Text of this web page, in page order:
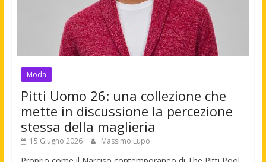
Moda
Pitti Uomo 26: una collezione che
mette in discussione la percezione
stessa della maglieria
15 Giugno 2026 Massimo Lupo